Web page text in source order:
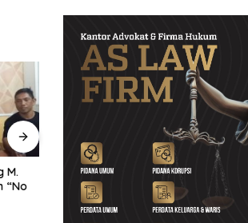
M.
“No
Lewat Program Desa BRILiaN,
BRI Magetan Dorong Desa
Wates Berprestasi